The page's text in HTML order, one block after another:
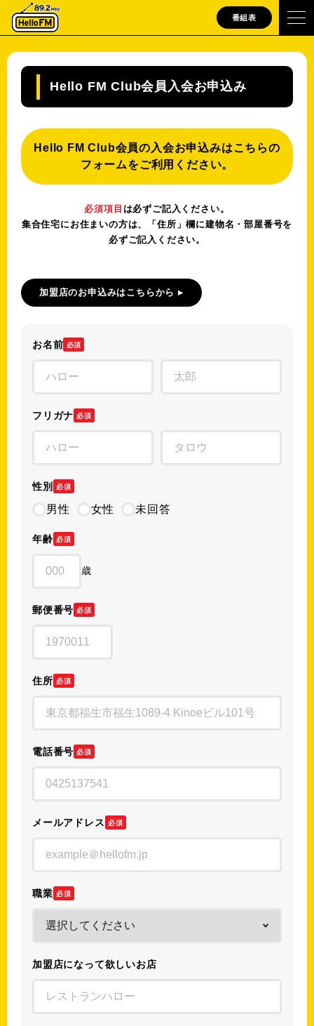
番組表
Hello FM Club会員入会お申込み
Hello FM Club会員の入会お申込みはこちらの
フォームをご利用ください。
必須項目 は必ずご記入ください。
集合住宅にお住まいの方は、「住所」欄に建物名・部屋番号を
必ずご記入ください。
加盟店のお申込みはこちらから ▸
お名前 必須
フリガナ 必須
性別 必須
男性 女性 未回答
年齢 必須
歳
郵便番号 必須
住所 必須
電話番号 必須
メールアドレス 必須
職業 必須
加盟店になって欲しいお店